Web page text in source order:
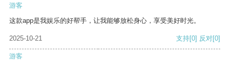
游客
这款app是我娱乐的好帮手，让我能够放松身心，享受美好时光。
2025-10-21 支持[0] 反对[0]
游客